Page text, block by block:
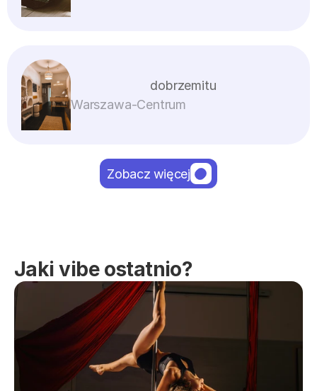
dobrzemitu
Centrum
Warszawa-
Zobacz więcej
Jaki vibe ostatnio?